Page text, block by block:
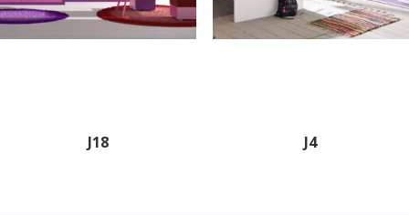
J18 J4